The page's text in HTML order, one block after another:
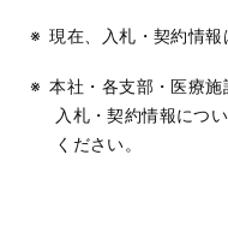
現在、入札・契約情報
本社・各支部・医療
入札・契約情報につ
ください。